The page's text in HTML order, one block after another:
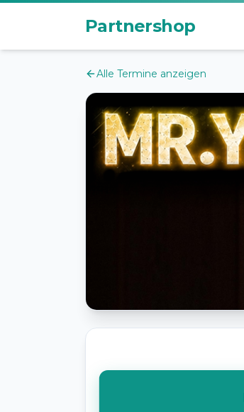
Partnershop
Alle Termine anzeigen